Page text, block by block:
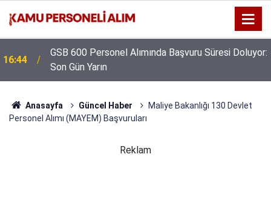
16:44
GSB 600 Personel Alımında Başvuru Süresi Doluyor:
Son Gün Yarın
Anasayfa Güncel Haber
Maliye Bakanlığı 130 Devlet
Personel Alımı (MAYEM) Başvuruları
Reklam